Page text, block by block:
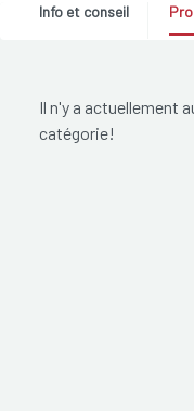
Info et conseil
Il n'y a actuellement
catégorie!